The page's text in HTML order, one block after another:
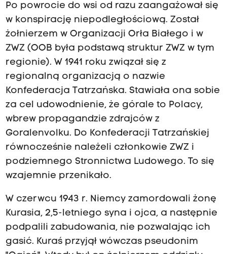
Po powrocie do wsi od razu zaangażował się
w konspirację niepodległościową. Został
żołnierzem w Organizacji Orła Białego i w
ZWZ (OOB była podstawą struktur ZWZ w tym
regionie). W 1941 roku związał się z
regionalną organizacją o nazwie
Konfederacja Tatrzańska. Stawiała ona sobie
za cel udowodnienie, że górale to Polacy,
wbrew propagandzie zdrajców z
Goralenvolku. Do Konfederacji Tatrzańskiej
równocześnie należeli członkowie ZWZ i
podziemnego Stronnictwa Ludowego. To się
wzajemnie przenikało.
W czerwcu 1943 r. Niemcy zamordowali żonę
Kurasia, 2,5-letniego syna i ojca, a następnie
podpalili zabudowania, nie pozwalając ich
gasić. Kuraś przyjął wówczas pseudonim